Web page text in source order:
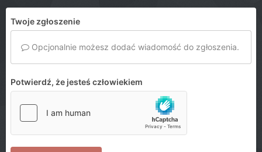
Twoje zgłoszenie
Opcjonalnie możesz dodać wiadomość do zgłoszenia.
Potwierdź, że jesteś człowiekiem